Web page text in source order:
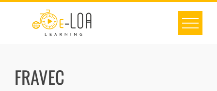
FRAVEC